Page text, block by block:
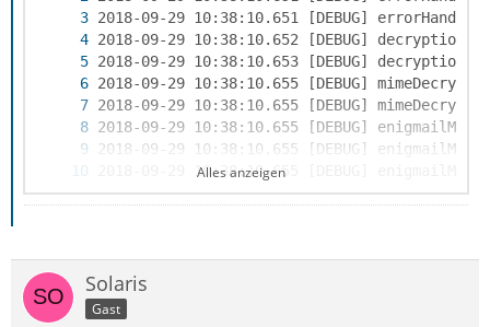
Alles anzeigen
Solaris
Gast